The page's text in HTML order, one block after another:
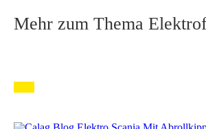
Mehr zum Thema